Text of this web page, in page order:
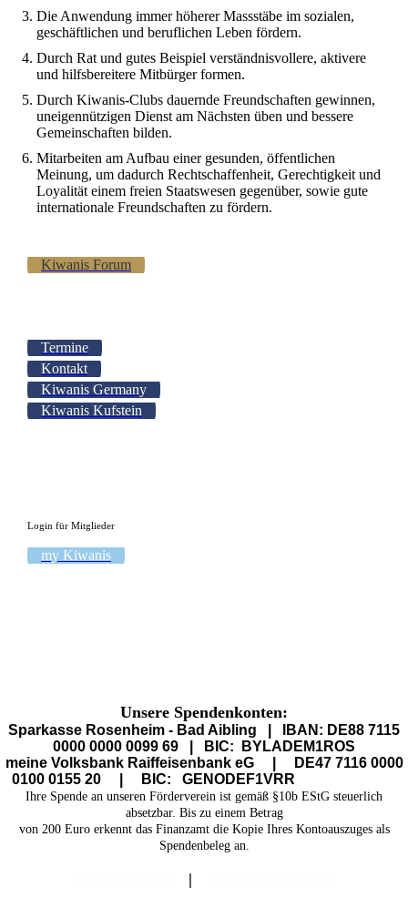
Die Anwendung immer höherer Massstäbe im sozialen,
geschäftlichen und beruflichen Leben fördern.
Durch Rat und gutes Beispiel verständnisvollere, aktivere
und hilfsbereitere Mitbürger formen.
Durch Kiwanis-Clubs dauernde Freundschaften gewinnen,
uneigennützigen Dienst am Nächsten üben und bessere
Gemeinschaften bilden.
Mitarbeiten am Aufbau einer gesunden, öffentlichen
Meinung, um dadurch Rechtschaffenheit, Gerechtigkeit und
Loyalität einem freien Staatswesen gegenüber, sowie gute
internationale Freundschaften zu fördern.
Kiwanis Forum
Termine
Kontakt
Kiwanis Germany
Kiwanis Kufstein
Login für Mitglieder
my Kiwanis
Unsere Spendenkonten:
Sparkasse Rosenheim - Bad Aibling | IBAN: DE88 7115
0000 0000 0099 69 | BIC: BYLADEM1ROS
meine Volksbank Raiffeisenbank eG | DE47 7116 0000
0100 0155 20 | BIC: GENODEF1VRR
Ihre Spende an unseren Förderverein ist gemäß §10b EStG steuerlich
absetzbar. Bis zu einem Betrag
von 200 Euro erkennt das Finanzamt die Kopie Ihres Kontoauszuges als
Spendenbeleg an.
|